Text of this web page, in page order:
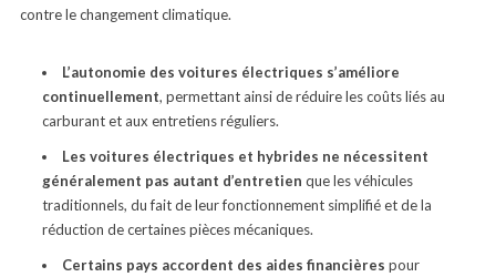
contre le changement climatique.
L’autonomie des voitures électriques s’améliore
continuellement, permettant ainsi de réduire les coûts liés au
carburant et aux entretiens réguliers.
Les voitures électriques et hybrides ne nécessitent
généralement pas autant d’entretien que les véhicules
traditionnels, du fait de leur fonctionnement simplifié et de la
réduction de certaines pièces mécaniques.
Certains pays accordent des aides financières pour